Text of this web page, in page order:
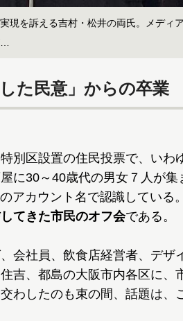
現を訴える吉村・松井の両氏。メディ
た民意」からの卒業
別区設置の住民投票で、いわ
に30～40歳代の男女７人が
アカウント名で認識している。
てきた市民のオフ会である。
会社員、飲食店経営者、デザ
吉、都島の大阪市内各区に、
わしたのも束の間、話題は、